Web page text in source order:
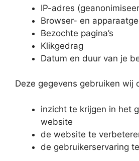
IP-adres
Browser- en
Bezochte pagina’s
Klikgedrag
Datum en duur van je
Deze gegevens gebruiken wij
inzicht te krijgen in het
website
de website te
de gebruikerservaring